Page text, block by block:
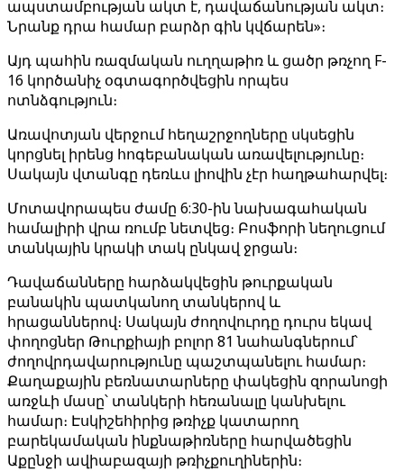
ապստամբության ակտ է, դավաճանության ակտ։
Նրանք դրա համար բարձր գին կվճարեն»։
Այդ պահին ռազմական ուղղաթիռ և ցածր թռչող F-
16 կործանիչ օգտագործվեցին որպես
ոտնձգություն։
Առավոտյան վերջում հեղաշրջողները սկսեցին
կորցնել իրենց հոգեբանական առավելությունը։
Սակայն վտանգը դեռևս լիովին չէր հաղթահարվել։
Մոտավորապես ժամը 6:30-ին նախագահական
համալիրի վրա ռումբ նետվեց։ Բոսֆորի նեղուցում
տանկային կրակի տակ ընկավ ջրցան։
Դավաճանները հարձակվեցին թուրքական
բանակին պատկանող տանկերով և
հրացաններով։ Սակայն ժողովուրդը դուրս եկավ
փողոցներ Թուրքիայի բոլոր 81 նահանգներում՝
ժողովրդավարությունը պաշտպանելու համար։
Քաղաքային բեռնատարները փակեցին զորանոցի
առջևի մասը՝ տանկերի հեռանալը կանխելու
համար։ Էսկիշեհիրից թռիչք կատարող
բարեկամական ինքնաթիռները հարվածեցին
Աքընջի ավիաբազայի թռիչքուղիներին։